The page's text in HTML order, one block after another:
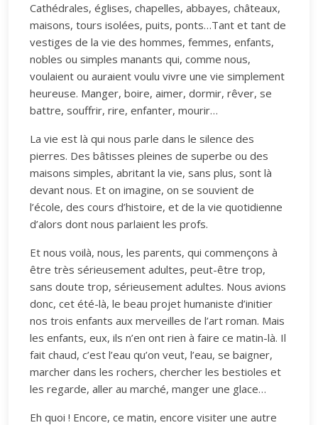
Cathédrales, églises, chapelles, abbayes, châteaux,
maisons, tours isolées, puits, ponts…Tant et tant de
vestiges de la vie des hommes, femmes, enfants,
nobles ou simples manants qui, comme nous,
voulaient ou auraient voulu vivre une vie simplement
heureuse. Manger, boire, aimer, dormir, rêver, se
battre, souffrir, rire, enfanter, mourir…
La vie est là qui nous parle dans le silence des
pierres. Des bâtisses pleines de superbe ou des
maisons simples, abritant la vie, sans plus, sont là
devant nous. Et on imagine, on se souvient de
l’école, des cours d’histoire, et de la vie quotidienne
d’alors dont nous parlaient les profs.
Et nous voilà, nous, les parents, qui commençons à
être très sérieusement adultes, peut-être trop,
sans doute trop, sérieusement adultes. Nous avions
donc, cet été-là, le beau projet humaniste d’initier
nos trois enfants aux merveilles de l’art roman. Mais
les enfants, eux, ils n’en ont rien à faire ce matin-là. Il
fait chaud, c’est l’eau qu’on veut, l’eau, se baigner,
marcher dans les rochers, chercher les bestioles et
les regarde, aller au marché, manger une glace…
Eh quoi ! Encore, ce matin, encore visiter une autre